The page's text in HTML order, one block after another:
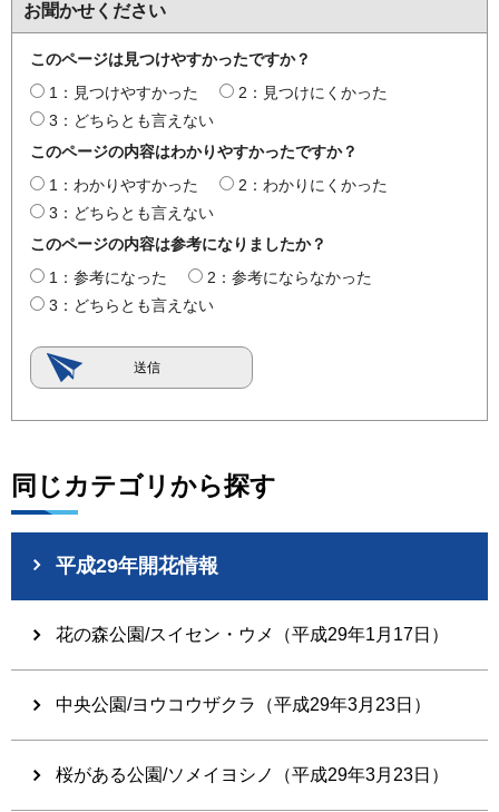
お聞かせください
このページは見つけやすかったですか？
1：見つけやすかった
2：見つけにくかった
3：どちらとも言えない
このページの内容はわかりやすかったですか？
1：わかりやすかった
2：わかりにくかった
3：どちらとも言えない
このページの内容は参考になりましたか？
1：参考になった
2：参考にならなかった
3：どちらとも言えない
同じカテゴリから探す
平成29年開花情報
花の森公園/スイセン・ウメ（平成29年1月17日）
中央公園/ヨウコウザクラ（平成29年3月23日）
桜がある公園/ソメイヨシノ（平成29年3月23日）